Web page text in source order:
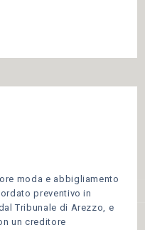
moda e abbigliamento
preventivo in
Tribunale di Arezzo, e
un creditore